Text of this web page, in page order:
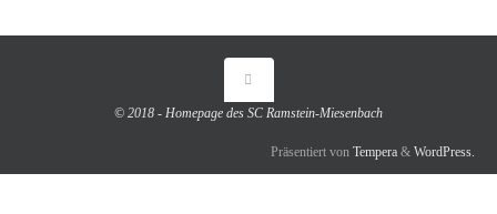
© 2018 - Homepage des SC Ramstein-Miesenbach
Präsentiert von Tempera & WordPress.